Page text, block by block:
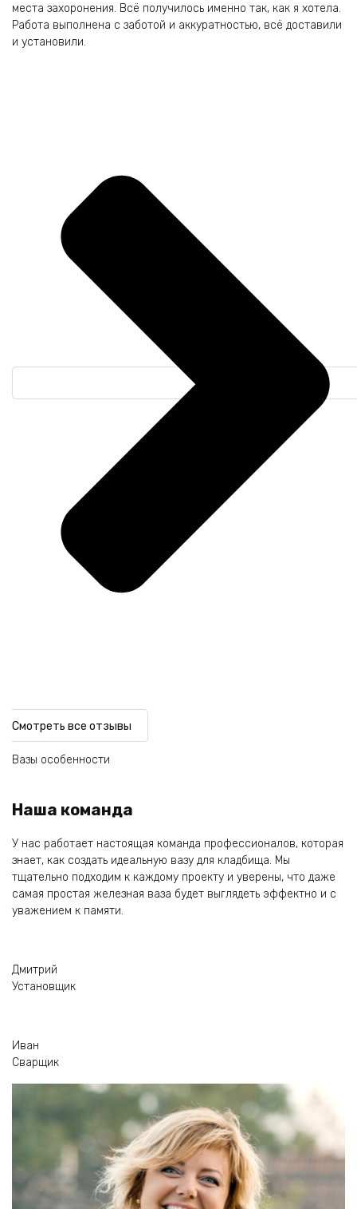
места захоронения. Всё получилось именно так, как я хотела.
Работа выполнена с заботой и аккуратностью, всё доставили
и установили.
Смотреть все отзывы
Вазы особенности
Наша команда
У нас работает настоящая команда профессионалов, которая
знает, как создать идеальную вазу для кладбища. Мы
тщательно подходим к каждому проекту и уверены, что даже
самая простая железная ваза будет выглядеть эффектно и с
уважением к памяти.
Дмитрий
Установщик
Иван
Сварщик